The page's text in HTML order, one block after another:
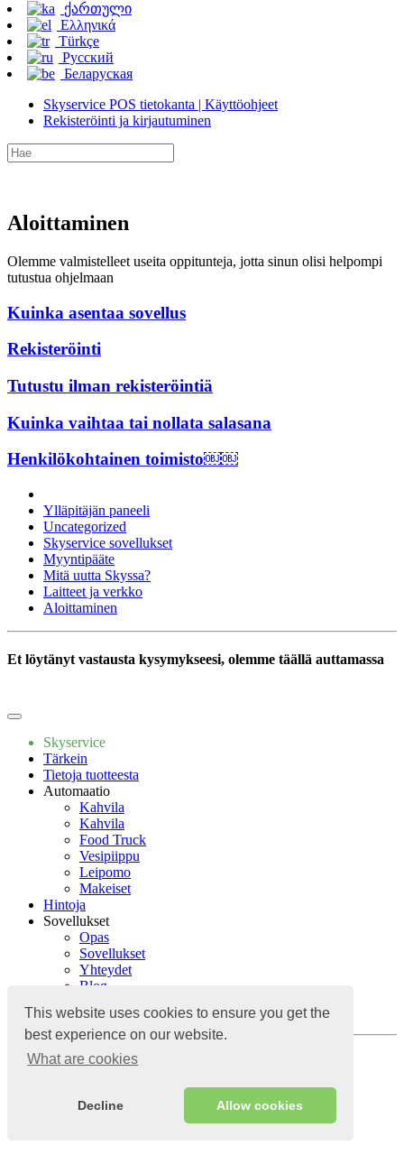
This website uses cookies to ensure you get the
best experience on our website.
What are cookies
Decline Allow cookies
ქართული
Ελληνικά
Türkçe
Русский
Беларуская
Skyservice POS tietokanta | Käyttöohjeet
Rekisteröinti ja kirjautuminen
Aloittaminen
Olemme valmistelleet useita oppitunteja, jotta sinun olisi helpompi
tutustua ohjelmaan
Kuinka asentaa sovellus
Rekisteröinti
Tutustu ilman rekisteröintiä
Kuinka vaihtaa tai nollata salasana
Henkilökohtainen toimisto￼￼
Ylläpitäjän paneeli
Uncategorized
Skyservice sovellukset
Myyntipääte
Mitä uutta Skyssa?
Laitteet ja verkko
Aloittaminen
Et löytänyt vastausta kysymykseesi, olemme täällä auttamassa
Skyservice
Tärkein
Tietoja tuotteesta
Automaatio
Kahvila
Kahvila
Food Truck
Vesipiippu
Leipomo
Makeiset
Hintoja
Sovellukset
Opas
Sovellukset
Yhteydet
Blog
Yhteydet
Kirjaudu sisään
Pilvipohjainen kirjanpitojärjestelmä